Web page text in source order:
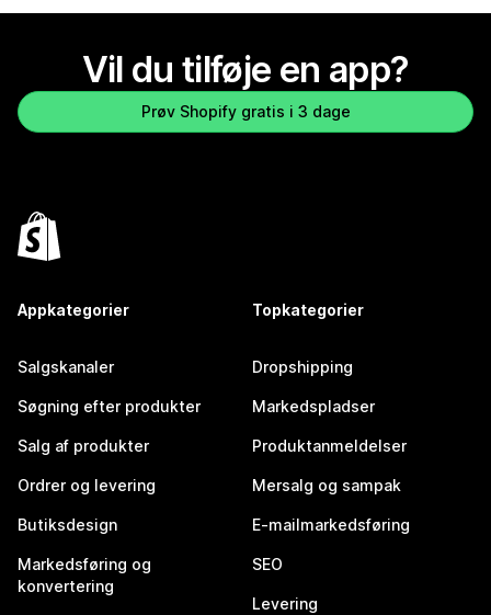
Vil du tilføje en app?
Prøv Shopify gratis i 3 dage
Appkategorier
Salgskanaler
Søgning efter produkter
Salg af produkter
Ordrer og levering
Butiksdesign
Markedsføring og
konvertering
Topkategorier
Dropshipping
Markedspladser
Produktanmeldelser
Mersalg og sampak
E-mailmarkedsføring
SEO
Levering